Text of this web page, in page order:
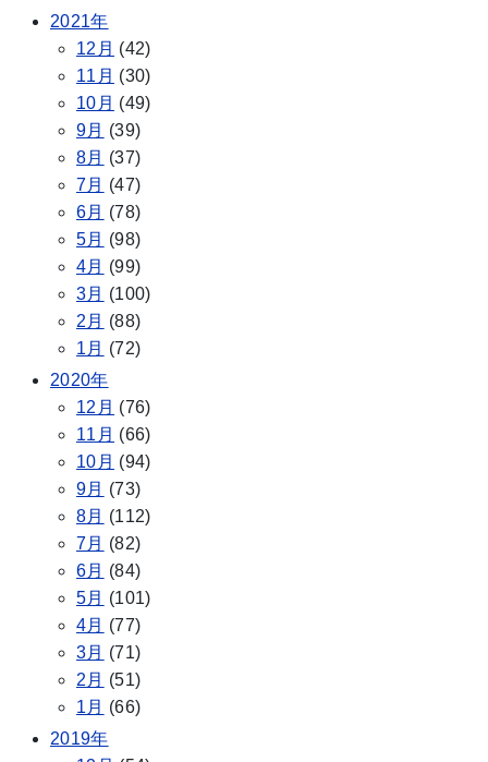
2021年
12月 (42)
11月 (30)
10月 (49)
9月 (39)
8月 (37)
7月 (47)
6月 (78)
5月 (98)
4月 (99)
3月 (100)
2月 (88)
1月 (72)
2020年
12月 (76)
11月 (66)
10月 (94)
9月 (73)
8月 (112)
7月 (82)
6月 (84)
5月 (101)
4月 (77)
3月 (71)
2月 (51)
1月 (66)
2019年